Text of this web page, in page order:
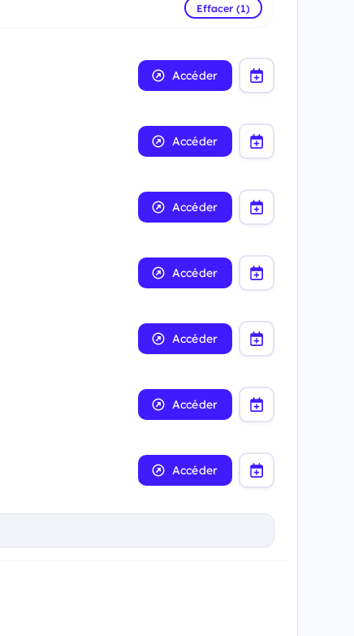
Effacer (1)
Accéder
Accéder
Accéder
Accéder
Accéder
Accéder
Accéder